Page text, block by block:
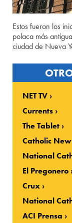
Estos fueron los
polaca más
ciudad de Nueva
NET TV
Currents
The Tablet
Catholic
National
El Pregonero
Crux
National
ACI Prensa